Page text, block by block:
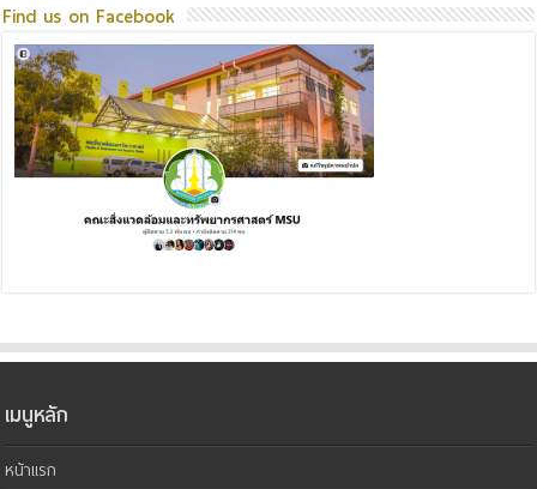
Find us on Facebook
เมนูหลัก
หน้าแรก